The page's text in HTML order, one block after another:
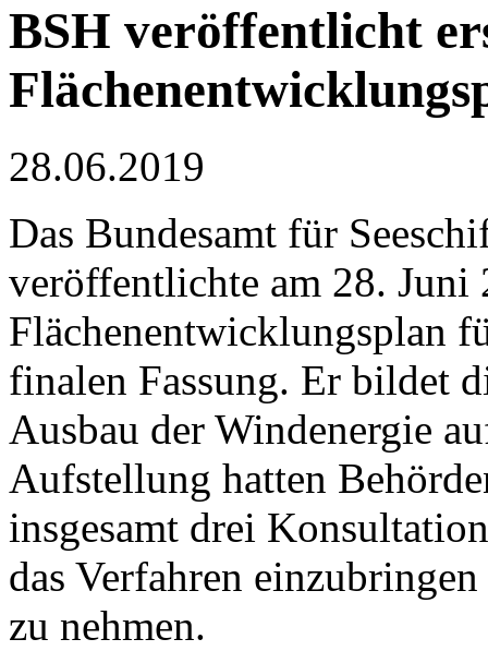
BSH veröffentlicht
28.06.2019
Das Bundesamt für
veröffentlichte am 28. Juni
Flächenentwicklungsplan
finalen Fassung. Er bildet
Ausbau der Windenergie
Aufstellung hatten
insgesamt drei
das Verfahren
zu nehmen.